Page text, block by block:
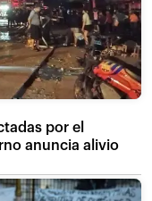
por el
anuncia alivio